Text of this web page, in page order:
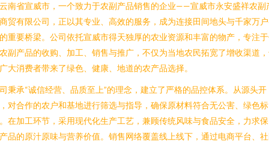
南省宣威市，一个致力于农副产品销售的企业——宣威市永安盛祥农副
贸有限公司，正以其专业、高效的服务，成为连接田间地头与千家万
重要桥梁。公司依托宣威市得天独厚的农业资源和丰富的物产，专注
副产品的收购、加工、销售与推广，不仅为当地农民拓宽了增收渠道
大消费者带来了绿色、健康、地道的农产品选择。
秉承“诚信经营、品质至上”的理念，建立了严格的品控体系。从源头开
对合作的农户和基地进行筛选与指导，确保原材料符合无公害、绿色标
在加工环节，采用现代化生产工艺，兼顾传统风味与食品安全，力求
品的原汁原味与营养价值。销售网络覆盖线上线下，通过电商平台、